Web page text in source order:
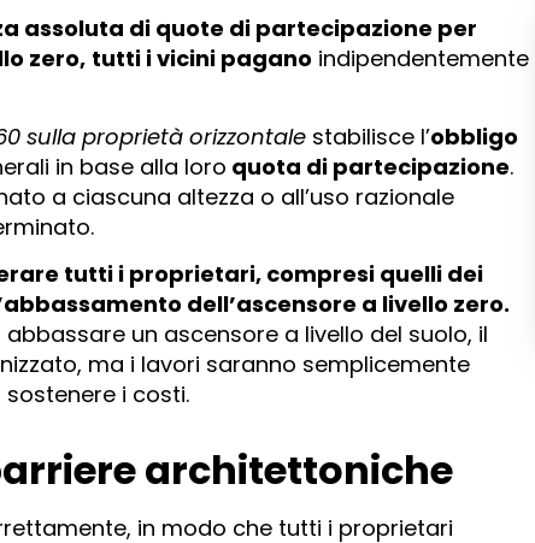
assoluta di quote di partecipazione per
zero, tutti i vicini pagano indipendentemente
sulla proprietà orizzontale stabilisce l’obbligo
in base alla loro quota di partecipazione.
a ciascuna altezza o all’uso razionale
tutti i proprietari, compresi quelli dei
dell’ascensore a livello zero.
un ascensore a livello del suolo, il
ma i lavori saranno semplicemente
i costi.
architettoniche
in modo che tutti i proprietari